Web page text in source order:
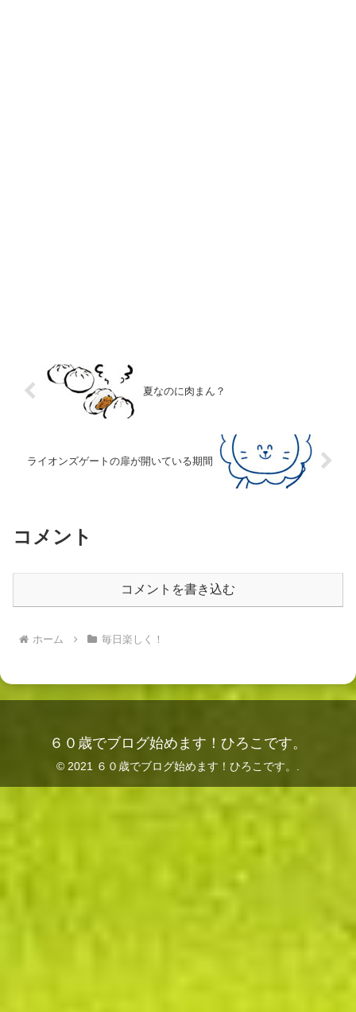
夏なのに肉まん？
ライオンズゲートの扉が開いている期間
コメント
コメントを書き込む
ホーム 毎日楽しく！
６０歳でブログ始めます！ひろこです。
© 2021 ６０歳でブログ始めます！ひろこです。.